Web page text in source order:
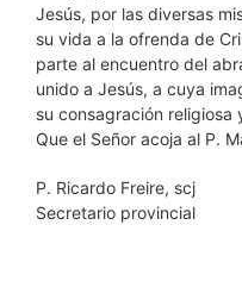
Jesús, por las diversas
su vida a la ofrenda de
parte al encuentro del
unido a Jesús, a cuya
su consagración religiosa
Que el Señor acoja al P.
P. Ricardo Freire, scj
Secretario provincial